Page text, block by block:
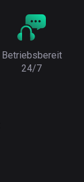
Betriebsbereit
24/7